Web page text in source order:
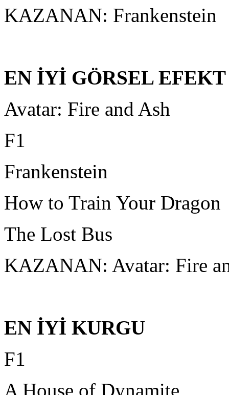
KAZANAN: Frankenstein
EN İYİ GÖRSEL EFEKT
Avatar: Fire and Ash
F1
Frankenstein
How to Train Your Dragon
The Lost Bus
KAZANAN: Avatar: Fire
EN İYİ KURGU
F1
A House of Dynamite